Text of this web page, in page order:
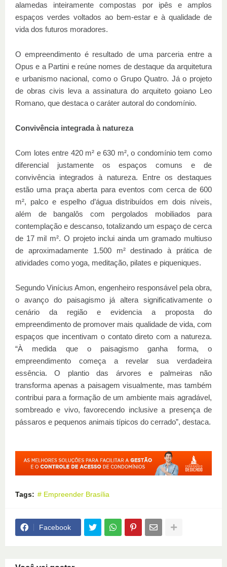
alamedas inteiramente compostas por ipês e amplos
espaços verdes voltados ao bem-estar e à qualidade de
vida dos futuros moradores.
O empreendimento é resultado de uma parceria entre a
Opus e a Partini e reúne nomes de destaque da arquitetura
e urbanismo nacional, como o Grupo Quatro. Já o projeto
de obras civis leva a assinatura do arquiteto goiano Leo
Romano, que destaca o caráter autoral do condomínio.
Convivência integrada à natureza
Com lotes entre 420 m² e 630 m², o condomínio tem como
diferencial justamente os espaços comuns e de
convivência integrados à natureza. Entre os destaques
estão uma praça aberta para eventos com cerca de 600
m², palco e espelho d’água distribuídos em dois níveis,
além de bangalôs com pergolados mobiliados para
contemplação e descanso, totalizando um espaço de cerca
de 17 mil m². O projeto inclui ainda um gramado multiuso
de aproximadamente 1.500 m² destinado à prática de
atividades como yoga, meditação, pilates e piqueniques.
Segundo Vinícius Amon, engenheiro responsável pela obra,
o avanço do paisagismo já altera significativamente o
cenário da região e evidencia a proposta do
empreendimento de promover mais qualidade de vida, com
espaços que incentivam o contato direto com a natureza.
“À medida que o paisagismo ganha forma, o
empreendimento começa a revelar sua verdadeira
essência. O plantio das árvores e palmeiras não
transforma apenas a paisagem visualmente, mas também
contribui para a formação de um ambiente mais agradável,
sombreado e vivo, favorecendo inclusive a presença de
pássaros e pequenos animais típicos do cerrado”, destaca.
Tags: # Empreender Brasília
Facebook